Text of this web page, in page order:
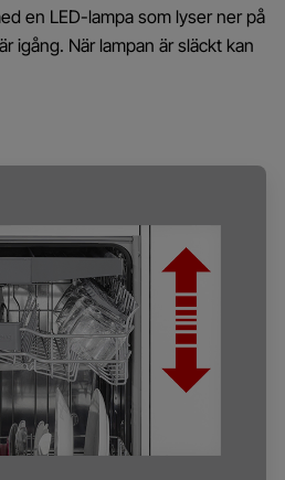
en LED-lampa som lyser ner på
igång. När lampan är släckt kan